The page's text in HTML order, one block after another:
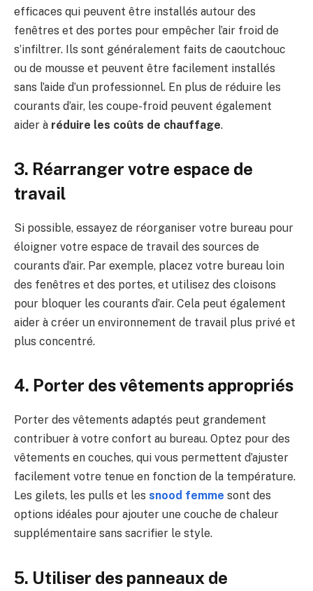
efficaces qui peuvent être installés autour des
fenêtres et des portes pour empêcher l’air froid de
s’infiltrer. Ils sont généralement faits de caoutchouc
ou de mousse et peuvent être facilement installés
sans l’aide d’un professionnel. En plus de réduire les
courants d’air, les coupe-froid peuvent également
aider à réduire les coûts de chauffage.
3. Réarranger votre espace de
travail
Si possible, essayez de réorganiser votre bureau pour
éloigner votre espace de travail des sources de
courants d’air. Par exemple, placez votre bureau loin
des fenêtres et des portes, et utilisez des cloisons
pour bloquer les courants d’air. Cela peut également
aider à créer un environnement de travail plus privé et
plus concentré.
4. Porter des vêtements appropriés
Porter des vêtements adaptés peut grandement
contribuer à votre confort au bureau. Optez pour des
vêtements en couches, qui vous permettent d’ajuster
facilement votre tenue en fonction de la température.
Les gilets, les pulls et les snood femme sont des
options idéales pour ajouter une couche de chaleur
supplémentaire sans sacrifier le style.
5. Utiliser des panneaux de